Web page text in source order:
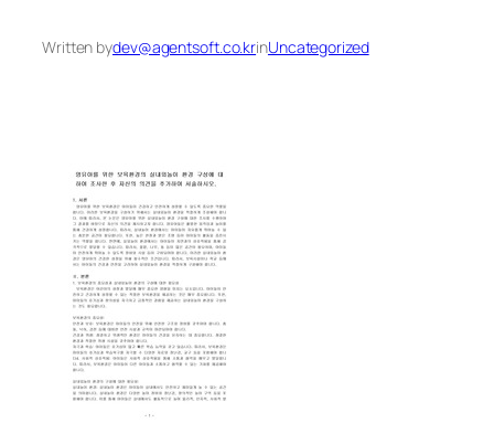
Written bydev@agentsoft.co.krinUncategorized